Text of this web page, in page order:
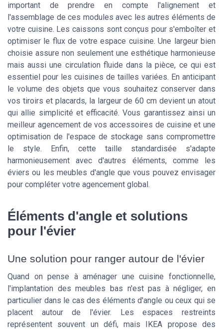
important de prendre en compte l'alignement et
l'assemblage de ces modules avec les autres éléments de
votre cuisine. Les caissons sont conçus pour s'emboîter et
optimiser le flux de votre espace cuisine. Une largeur bien
choisie assure non seulement une esthétique harmonieuse
mais aussi une circulation fluide dans la pièce, ce qui est
essentiel pour les cuisines de tailles variées. En anticipant
le volume des objets que vous souhaitez conserver dans
vos tiroirs et placards, la largeur de 60 cm devient un atout
qui allie simplicité et efficacité. Vous garantissez ainsi un
meilleur agencement de vos accessoires de cuisine et une
optimisation de l'espace de stockage sans compromettre
le style. Enfin, cette taille standardisée s'adapte
harmonieusement avec d'autres éléments, comme les
éviers ou les meubles d'angle que vous pouvez envisager
pour compléter votre agencement global.
Éléments d'angle et solutions
pour l'évier
Une solution pour ranger autour de l'évier
Quand on pense à aménager une cuisine fonctionnelle,
l'implantation des meubles bas n'est pas à négliger, en
particulier dans le cas des éléments d'angle ou ceux qui se
placent autour de l'évier. Les espaces restreints
représentent souvent un défi, mais IKEA propose des